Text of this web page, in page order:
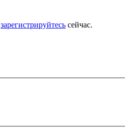
зарегистрируйтесь сейчас.